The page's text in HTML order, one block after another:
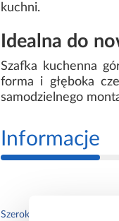
kuchni.
Idealna do
Szafka kuchenna
forma i głęboka
samodzielnego
Informacje
Szerokość [cm]: